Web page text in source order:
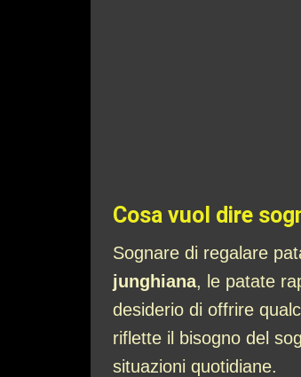
Cosa vuol dire
Sognare di regalare
junghiana, le patate
desiderio di offrire
riflette il bisogno del
situazioni quotidiane.